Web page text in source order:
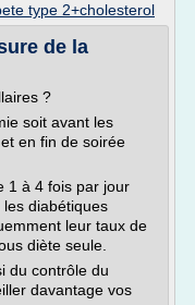
type 2+cholesterol
de la
?
soit avant les
en fin de soirée
1 à 4 fois par jour
diabétiques
leur taux de
diète seule.
du contrôle du
davantage vos